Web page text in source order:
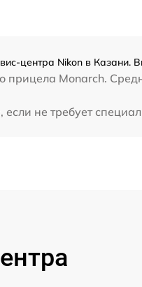
центра Nikon в Казани.
прицела Monarch.
не требует